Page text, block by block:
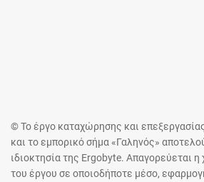
© Το έργο καταχώρησης και
και το εμπορικό σήμα «Γαληνός»
ιδιοκτησία της Ergobyte. Απαγορεύεται
του έργου σε οποιοδήποτε μέσο,